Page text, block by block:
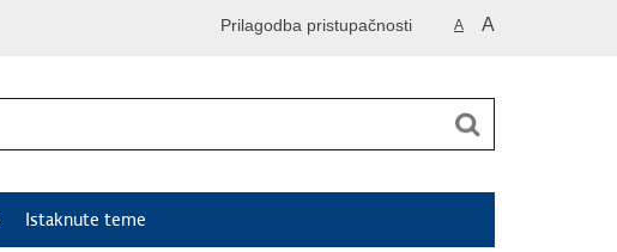
A A
Prilagodba pristupačnosti
Istaknute teme